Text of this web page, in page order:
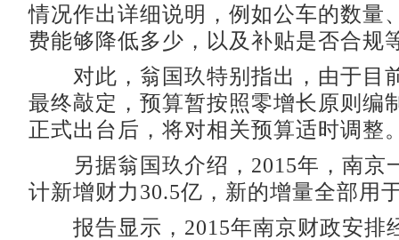
情况作出详细说明，例如公车的数量
费能够降低多少，以及补贴是否合规
对此，翁国玖特别指出，由于目
最终敲定，预算暂按照零增长原则编
正式出台后，将对相关预算适时调整
另据翁国玖介绍，2015年，南京
计新增财力30.5亿，新的增量全部用
报告显示，2015年南京财政安排